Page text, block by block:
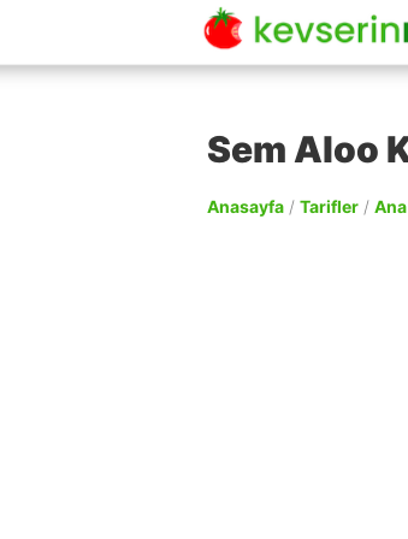
Sem Aloo
Anasayfa / Tarifler /